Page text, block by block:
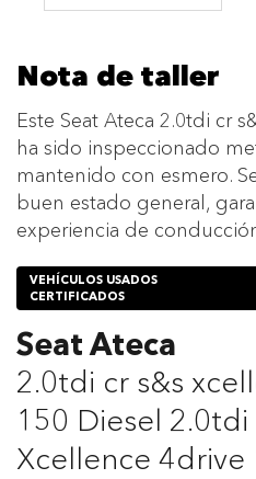
Nota de taller
Este Seat Ateca 2.0tdi cr
ha sido inspeccionado
mantenido con esmero.
buen estado general,
experiencia de
VEHÍCULOS USADOS
CERTIFICADOS
Seat Ateca
2.0tdi cr s&s
150 Diesel 2.0tdi
Xcellence 4drive